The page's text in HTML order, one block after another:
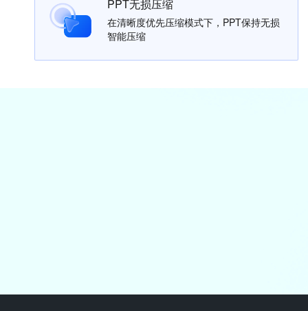
PPT无损压缩
在清晰度优先压缩模式下，PPT保持无损
智能压缩